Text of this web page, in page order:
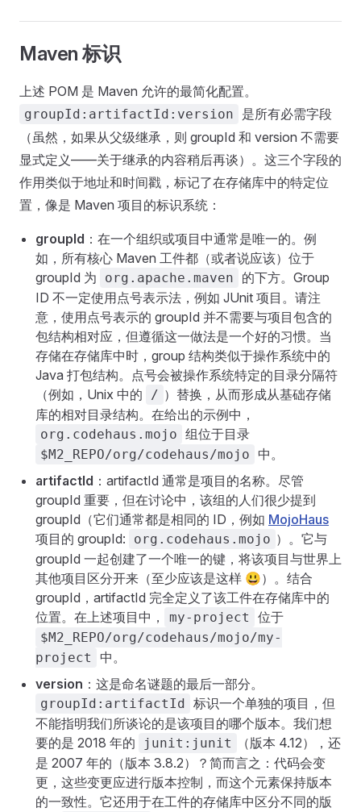
Maven 标识
上述 POM 是 Maven 允许的最简化配置。
groupId:artifactId:version
是所有必需字段
（虽然，如果从父级继承，则 groupId 和 version 不需要
显式定义——关于继承的内容稍后再谈）。这三个字段的
作用类似于地址和时间戳，标记了在存储库中的特定位
置，像是 Maven 项目的标识系统：
groupId ：在一个组织或项目中通常是唯一的。例
如，所有核心 Maven 工件都（或者说应该）位于
groupId 为
org.apache.maven
的下方。Group
ID 不一定使用点号表示法，例如 JUnit 项目。请注
意，使用点号表示的 groupId 并不需要与项目包含的
包结构相对应，但遵循这一做法是一个好的习惯。当
存储在存储库中时，group 结构类似于操作系统中的
Java 打包结构。点号会被操作系统特定的目录分隔符
（例如，Unix 中的
/ ）替换，从而形成从基础存储
库的相对目录结构。在给出的示例中，
org.codehaus.mojo 组位于目录
$M2_REPO/org/codehaus/mojo
中。
artifactId ：artifactId 通常是项目的名称。尽管
groupId 重要，但在讨论中，该组的人们很少提到
groupId（它们通常都是相同的 ID，例如 MojoHaus
项目的 groupId:
org.codehaus.mojo ）。它与
groupId 一起创建了一个唯一的键，将该项目与世界上
其他项目区分开来（至少应该是这样 😃）。结合
groupId，artifactId 完全定义了该工件在存储库中的
位置。在上述项目中，
my-project 位于
$M2_REPO/org/codehaus/mojo/my-
project
中。
version ：这是命名谜题的最后一部分。
groupId:artifactId 标识一个单独的项目，但
不能指明我们所谈论的是该项目的哪个版本。我们想
要的是 2018 年的
junit:junit
（版本 4.12），还
是 2007 年的（版本 3.8.2）？简而言之：代码会变
更，这些变更应进行版本控制，而这个元素保持版本
的一致性。它还用于在工件的存储库中区分不同的版